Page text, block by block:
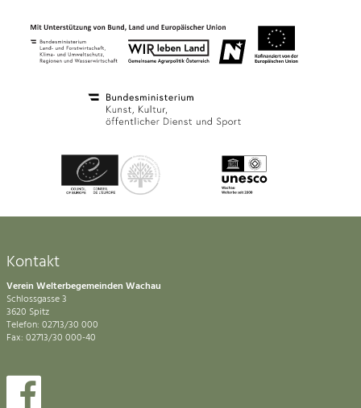
Kontakt
Verein Welterbegemeinden Wachau
Schlossgasse 3
3620 Spitz
Telefon: 02713/30 000
Fax: 02713/30 000-40